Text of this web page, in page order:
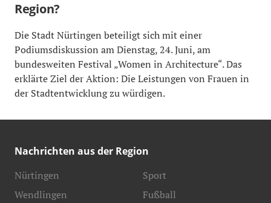
Region?
Die Stadt Nürtingen beteiligt sich mit einer
Podiumsdiskussion am Dienstag, 24. Juni, am
bundesweiten Festival „Women in Architecture“. Das
erklärte Ziel der Aktion: Die Leistungen von Frauen in
der Stadtentwicklung zu würdigen.
Nachrichten aus der Region
Nürtingen
Wendlingen
Sport
Fußball